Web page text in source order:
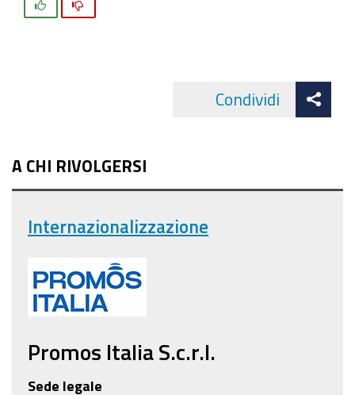
Condividi
A CHI RIVOLGERSI
Internazionalizzazione
Promos Italia S.c.r.l.
Sede legale